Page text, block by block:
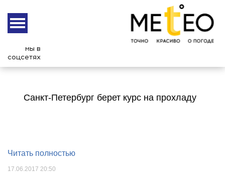
мы в
соцсетях
Санкт-Петербург берет курс на прохладу
Читать полностью
17.06.2017 20:50